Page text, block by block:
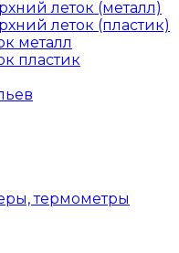
леток (металл)
леток (пластик)
металл
пластик
термометры